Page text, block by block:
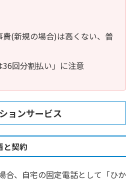
(新規の場合)は高くない、普
回分割払い」に注意
ョンサービス
と契約
合、自宅の固定電話として「ひか